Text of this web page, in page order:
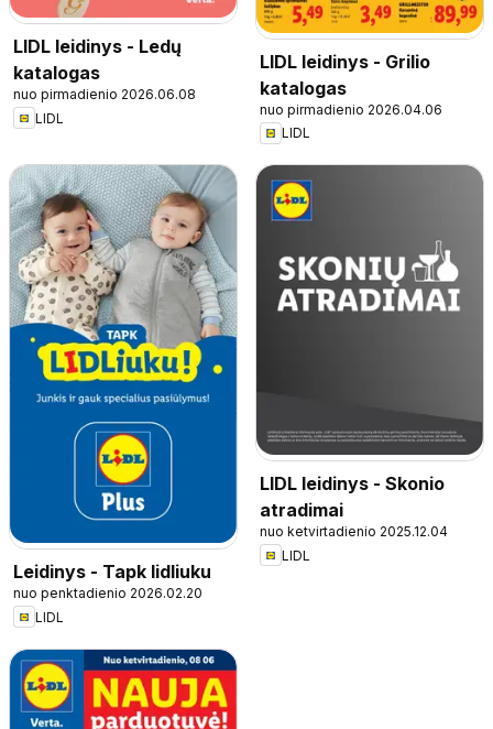
LIDL leidinys - Ledų
katalogas
nuo pirmadienio 2026.06.08
LIDL
LIDL leidinys - Grilio
katalogas
nuo pirmadienio 2026.04.06
LIDL
Leidinys - Tapk lidliuku
nuo penktadienio 2026.02.20
LIDL
LIDL leidinys - Skonio
atradimai
nuo ketvirtadienio 2025.12.04
LIDL